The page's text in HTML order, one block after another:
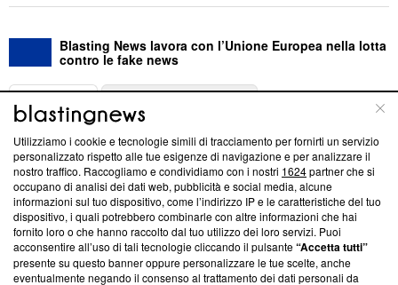
Blasting News lavora con l’Unione Europea nella lotta
contro le fake news
ABOUT
Questa sezione offre informazioni trasparenti su Blasting
News, sui nostri processi editoriali e su come ci impegniamo a
creare news di qualità. Inoltre, afferma la nostra aderenza a
‘Trust Project - News with Integrity’Blasting News non è
ancora membro del programma, ma ha richiesto di farne
parte; Trust Project non ha ancora effettuato una verifica di
conformità agli standard.
Utilizziamo i cookie e tecnologie simili di tracciamento per fornirti un servizio
personalizzato rispetto alle tue esigenze di navigazione e per analizzare il
nostro traffico. Raccogliamo e condividiamo con i nostri 1624partner che si
occupano di analisi dei dati web, pubblicità e social media, alcune
informazioni sul tuo dispositivo, come l’indirizzo IP e le caratteristiche del tuo
dispositivo, i quali potrebbero combinarle con altre informazioni che hai
fornito loro o che hanno raccolto dal tuo utilizzo dei loro servizi. Puoi
acconsentire all’uso di tali tecnologie cliccando il pulsante“Accetta tutti”
presente su questo banner oppure personalizzare le tue scelte, anche
eventualmente negando il consenso al trattamento dei dati personali da